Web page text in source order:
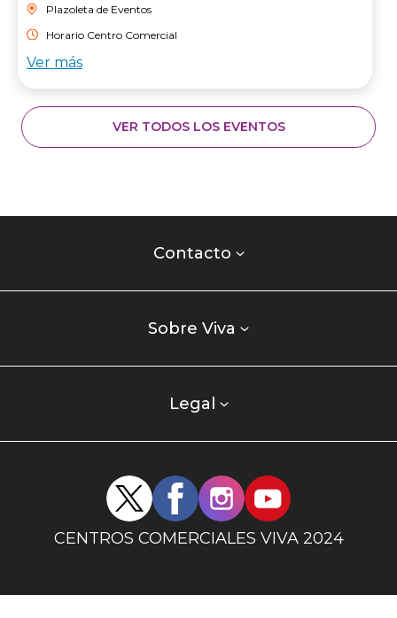
Plazoleta de Eventos
Horario Centro Comercial
Ver más
VER TODOS LOS EVENTOS
Contacto
Sobre Viva
Legal
centroCENTROS COMERCIALES VIVA 2024